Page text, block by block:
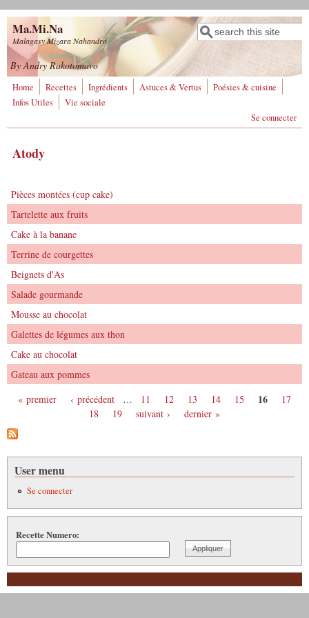
Aller au contenu principal
Ma.Mi.Na
Malagasy Mizara Nahandro
Formulaire de
recherche
Rechercher
By Andry Rakotomavo
Home Recettes Ingrédients Astuces & Vertus
Poésies & cuisine
Infos Utiles
Vie sociale
Se connecter
Atody
Pièces montées (cup cake)
Tartelette aux fruits
Cake à la banane
Terrine de courgettes
Beignets d'As
Salade gourmande
Mousse au chocolat
Galettes de légumes aux thon
Cake au chocolat
Gateau aux pommes
Pages
« premier ‹ précédent … 11 12 13 14 15 16
17
18
19 suivant › dernier »
User menu
Se connecter
Recette Numero: